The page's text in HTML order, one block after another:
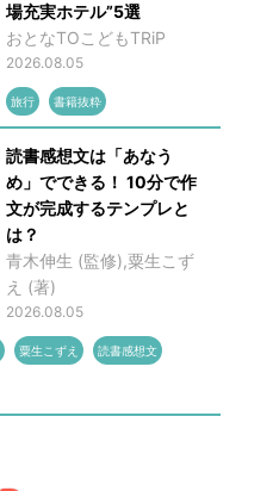
場充実ホテル”5選
おとなTOこどもTRiP
2026.08.05
旅行 書籍抜粋
読書感想文は「あなう
め」でできる！ 10分で作
文が完成するテンプレと
は？
青木伸生 (監修),粟生こず
え (著)
2026.08.05
粟生こずえ 読書感想文